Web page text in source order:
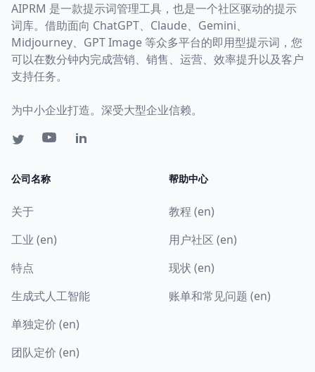
AIPRM 是一款提示词管理工具，也是一个社区驱动的提示
词库。借助面向 ChatGPT、Claude、Gemini、
Midjourney、GPT Image 等众多平台的即用型提示词，您
可以在数分钟内完成营销、销售、运营、效率提升以及客户
支持任务。
为中小企业打造。深受大型企业信赖。
公司名称
关于
工业 (en)
特点
生成式人工智能
单独定价 (en)
团队定价 (en)
帮助中心
教程 (en)
用户社区 (en)
现状 (en)
账单和常见问题 (en)